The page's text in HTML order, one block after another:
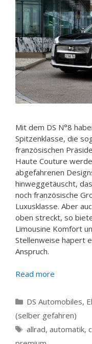
Mit dem DS N°8
Spitzenklasse, die
französischen
Haute Couture
abgefahrenen
hinweggetäuscht,
noch französische
Luxusklasse. Aber
oben streckt, so
Limousine Komfort
Stellenweise hapert
Anspruch.
Read more
Categories
DS Automobiles,
(selber gefahren)
Tags
allrad, automatik,